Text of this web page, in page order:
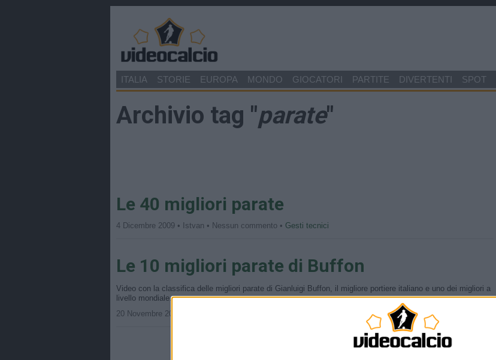
ITALIA STORIE EUROPA MONDO GIOCATORI PARTITE DIVERTENTI SPOT
Archivio tag "parate"
Le 40 migliori parate
4 Dicembre 2009 • Istvan • Nessun commento • Gesti tecnici
Le 10 migliori parate di Buffon
Video con la classifica delle migliori parate di Gianluigi Buffon, il migliore portiere italiano e uno dei migliori a
livello mondiale.
20 Novembre 2007 • Istvan • Nessun commento •